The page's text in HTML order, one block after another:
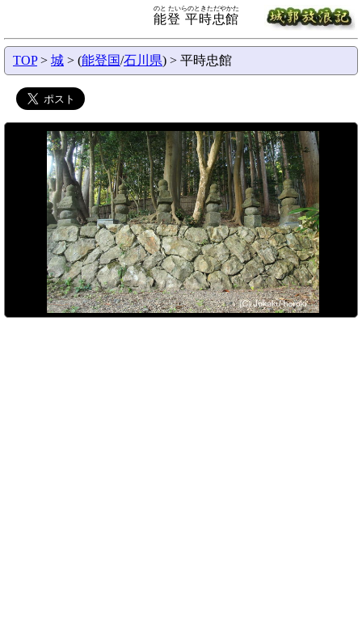
能登 平時忠館
のと たいらのときただやかた
TOP> 城 > (能登国/石川県) > 平時忠館